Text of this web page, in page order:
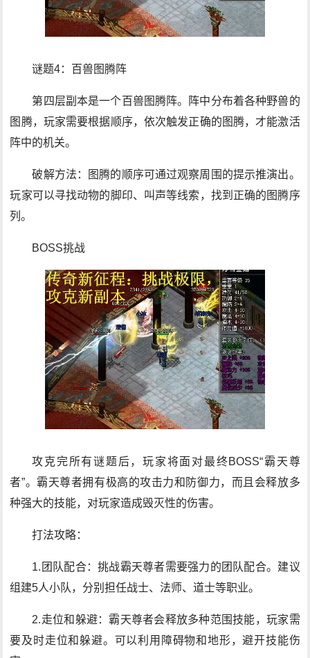
谜题4：百兽图腾阵
第四层副本是一个百兽图腾阵。阵中分布着各种野兽的
图腾，玩家需要根据顺序，依次触发正确的图腾，才能激活
阵中的机关。
破解方法：图腾的顺序可通过观察周围的提示推演出。
玩家可以寻找动物的脚印、叫声等线索，找到正确的图腾序
列。
BOSS挑战
攻克完所有谜题后，玩家将面对最终BOSS“霸天尊
者”。霸天尊者拥有极高的攻击力和防御力，而且会释放多
种强大的技能，对玩家造成毁灭性的伤害。
打法攻略：
1.团队配合：挑战霸天尊者需要强力的团队配合。建议
组建5人小队，分别担任战士、法师、道士等职业。
2.走位和躲避：霸天尊者会释放多种范围技能，玩家需
要及时走位和躲避。可以利用障碍物和地形，避开技能伤